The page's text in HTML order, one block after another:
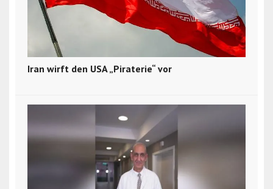
Iran wirft den USA „Piraterie“ vor